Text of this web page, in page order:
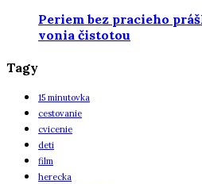
Periem bez pracieho
vonia čistotou
Tagy
15 minutovka
cestovanie
cvicenie
deti
film
herecka